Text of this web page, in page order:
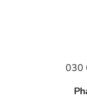
030